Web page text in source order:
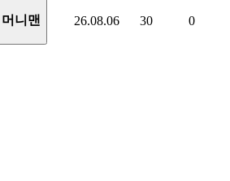
머니맨 26.08.06 30 0